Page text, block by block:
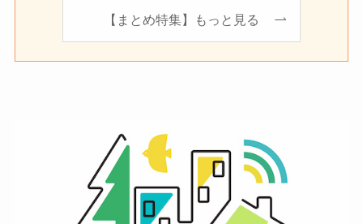
【まとめ特集】もっと見る